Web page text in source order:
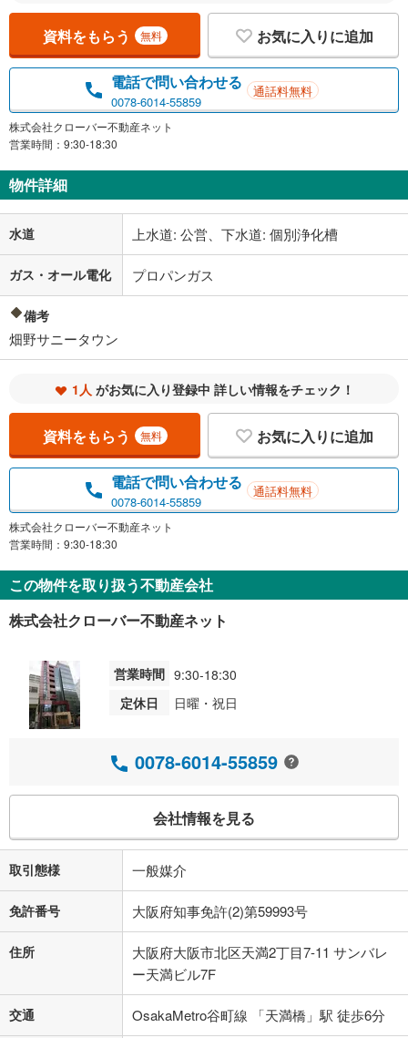
資料をもらう 無料 お気に入りに追加
電話で問い合わせる
0078-6014-55859
通話料無料
株式会社クローバー不動産ネット
営業時間：9:30-18:30
物件詳細
水道 上水道: 公営、下水道: 個別浄化槽
ガス・オール電化 プロパンガス
備考
畑野サニータウン
1人 がお気に入り登録中 詳しい情報をチェック！
資料をもらう 無料 お気に入りに追加
電話で問い合わせる
0078-6014-55859
通話料無料
株式会社クローバー不動産ネット
営業時間：9:30-18:30
この物件を取り扱う不動産会社
株式会社クローバー不動産ネット
営業時間 9:30-18:30
定休日
日曜・祝日
0078-6014-55859
会社情報を見る
取引態様 一般媒介
免許番号 大阪府知事免許(2)第59993号
住所
大阪府大阪市北区天満2丁目7-11 サンバレ
ー天満ビル7F
交通 OsakaMetro谷町線 「天満橋」駅 徒歩6分